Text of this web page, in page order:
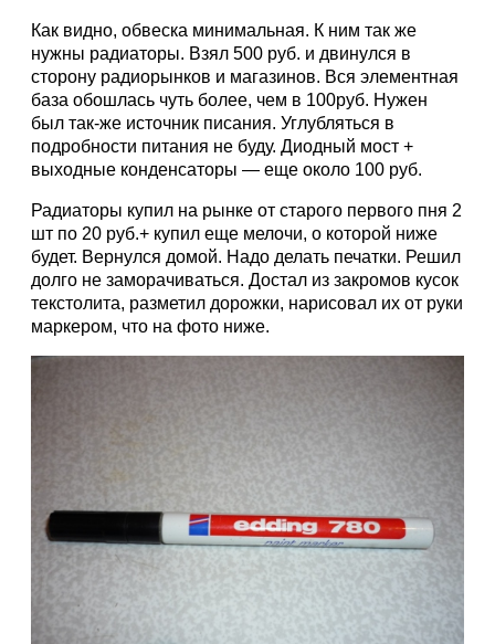
Как видно, обвеска минимальная. К ним так же
нужны радиаторы. Взял 500 руб. и двинулся в
сторону радиорынков и магазинов. Вся элементная
база обошлась чуть более, чем в 100руб. Нужен
был так-же источник писания. Углубляться в
подробности питания не буду. Диодный мост +
выходные конденсаторы — еще около 100 руб.
Радиаторы купил на рынке от старого первого пня 2
шт по 20 руб.+ купил еще мелочи, о которой ниже
будет. Вернулся домой. Надо делать печатки. Решил
долго не заморачиваться. Достал из закромов кусок
текстолита, разметил дорожки, нарисовал их от руки
маркером, что на фото ниже.